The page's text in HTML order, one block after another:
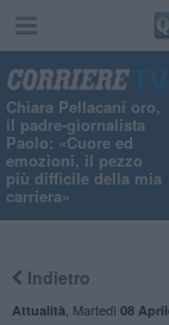
Chiara Pellacani oro,
il padre-giornalista
Paolo: «Cuore ed
emozioni, il pezzo
più difficile della mia
carriera»
Indietro
Attualità Martedì 08